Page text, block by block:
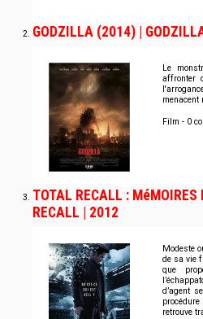
GODZILLA (2014) |
Le
affronter
menacent
Film - 0
TOTAL RECALL : MéMOIRES
RECALL | 2012
Modeste
de sa vie
que
d’agent
retrouve